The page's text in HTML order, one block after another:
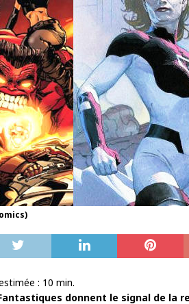
: 10 min.
Fantastiques donnent le signal de la